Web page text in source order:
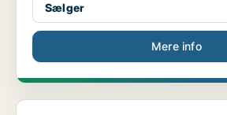
Sælger
Mere info
Salgsassistentelev